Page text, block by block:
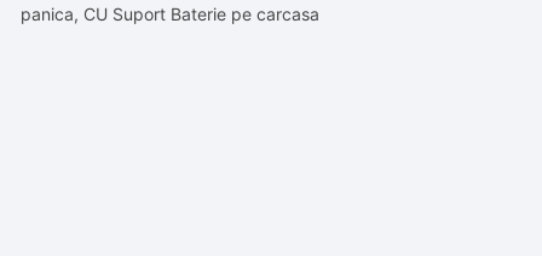
panica, CU Suport Baterie pe carcasa